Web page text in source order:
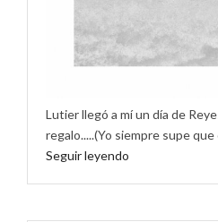
Lutier llegó a mí un día de
regalo.....(Yo siempre supe que
Seguir leyendo